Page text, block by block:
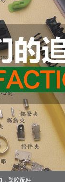
，塑胶配件